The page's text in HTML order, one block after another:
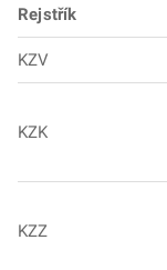
Rejstřík
KZV
KZK
KZZ